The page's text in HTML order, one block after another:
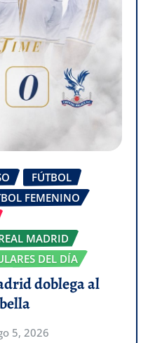
FÚTBOL
FEMENINO
MADRID
DEL DÍA
doblega al
5, 2026